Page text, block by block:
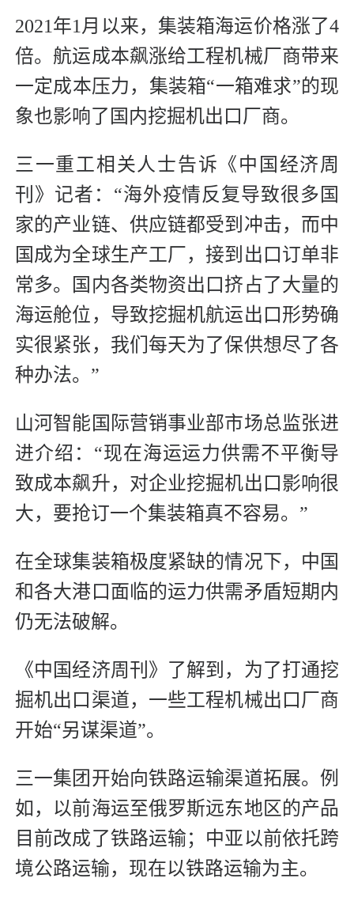
2021年1月以来，集装箱海运价格涨了4
倍。航运成本飙涨给工程机械厂商带来
一定成本压力，集装箱“一箱难求”的现
象也影响了国内挖掘机出口厂商。
三一重工相关人士告诉《中国经济周
刊》记者：“海外疫情反复导致很多国
家的产业链、供应链都受到冲击，而中
国成为全球生产工厂，接到出口订单非
常多。国内各类物资出口挤占了大量的
海运舱位，导致挖掘机航运出口形势确
实很紧张，我们每天为了保供想尽了各
种办法。”
山河智能国际营销事业部市场总监张进
进介绍：“现在海运运力供需不平衡导
致成本飙升，对企业挖掘机出口影响很
大，要抢订一个集装箱真不容易。”
在全球集装箱极度紧缺的情况下，中国
和各大港口面临的运力供需矛盾短期内
仍无法破解。
《中国经济周刊》了解到，为了打通挖
掘机出口渠道，一些工程机械出口厂商
开始“另谋渠道”。
三一集团开始向铁路运输渠道拓展。例
如，以前海运至俄罗斯远东地区的产品
目前改成了铁路运输；中亚以前依托跨
境公路运输，现在以铁路运输为主。